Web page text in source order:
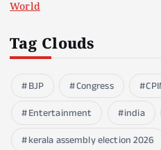
World
Tag Clouds
BJP Congress
Entertainment
india
kerala assembly election 2026